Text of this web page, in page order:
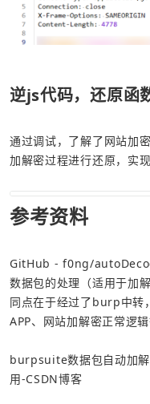
逆js代码，还原函
通过调试，了解了网站加
加解密过程进行还原，实
参考资料
GitHub - f0ng/
数据包的处理（适用于加
同点在于经过了burp中转
APP、网站加解密正常逻辑
burpsuite数据包自动加
用-CSDN博客